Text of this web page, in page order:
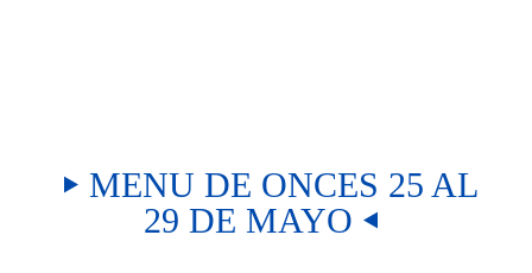
MENU DE ONCES 25 AL
29 DE MAYO